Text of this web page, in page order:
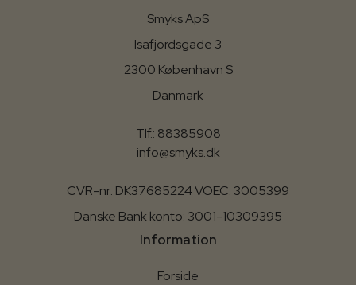
Smyks ApS
Isafjordsgade 3
2300 København S
Danmark
Tlf.: 88385908
info@smyks.dk
CVR-nr: DK37685224 VOEC: 3005399
Danske Bank konto: 3001-10309395
Information
Forside